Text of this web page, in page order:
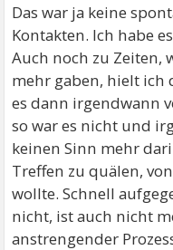
Das war ja keine
Kontakten. Ich habe
Auch noch zu Zeiten,
mehr gaben, hielt ich
es dann irgendwann
so war es nicht und
keinen Sinn mehr
Treffen zu quälen,
wollte. Schnell
nicht, ist auch nicht
anstrengender